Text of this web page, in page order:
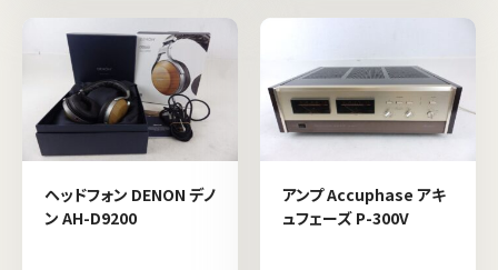
ヘッドフォン DENON デノ
ン AH-D9200
アンプ Accuphase アキ
ュフェーズ P-300V